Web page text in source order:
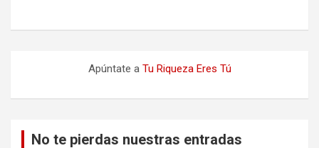
Apúntate a Tu Riqueza Eres Tú
No te pierdas nuestras entradas